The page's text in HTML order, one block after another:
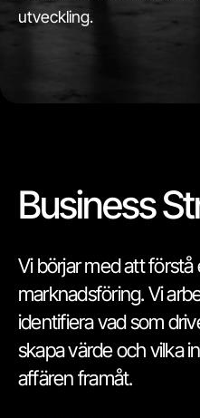
utveckling.
Business
Vi börjar med att förstå
marknadsföring. Vi
identifiera vad som
skapa värde och vilka
affären framåt.